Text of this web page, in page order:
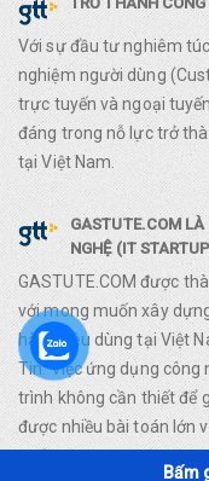
Với sự đầu tư nghiêm
nghiệm người dùng
trực tuyến và ngoại
đáng trong nỗ lực trở
tại Việt Nam.
GASTUTE.COM LÀ
NGHỆ (IT
GASTUTE.COM được
với mong muốn xây
hàng tiêu dùng tại Việt
Tin. Việc ứng dụng
trình không cần thiết để
được nhiều bài toán lớn
nước.
Bấm